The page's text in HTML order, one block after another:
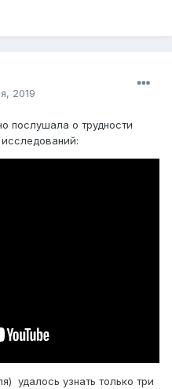
2019
послушала о трудности
удалось узнать только три